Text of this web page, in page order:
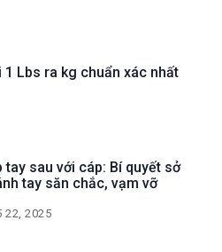
1 Lbs ra kg chuẩn xác nhất
tay sau với cáp: Bí quyết sở
tay săn chắc, vạm vỡ
22, 2025